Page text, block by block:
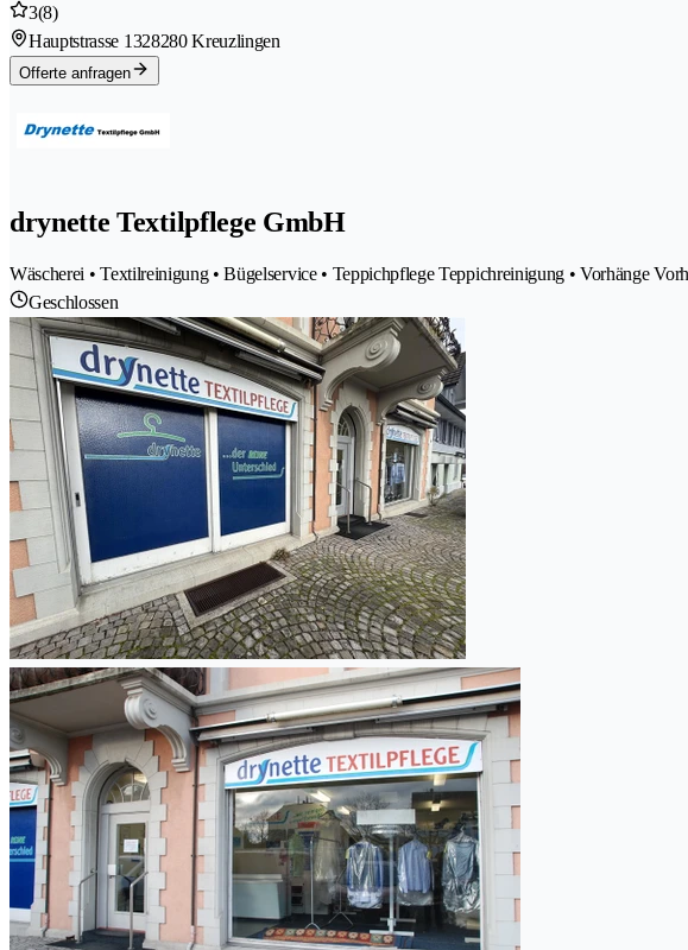
3(8)
Hauptstrasse 1328280 Kreuzlingen
Offerte anfragen
drynette Textilpflege GmbH
Wäscherei • Textilreinigung • Bügelservice • Teppichpflege Teppichreinigung • Vorhänge
Geschlossen